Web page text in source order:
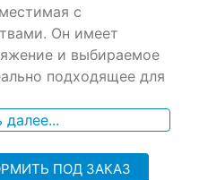
с
Он имеет
и выбираемое
подходящее для
далее...
ПОД ЗАКАЗ